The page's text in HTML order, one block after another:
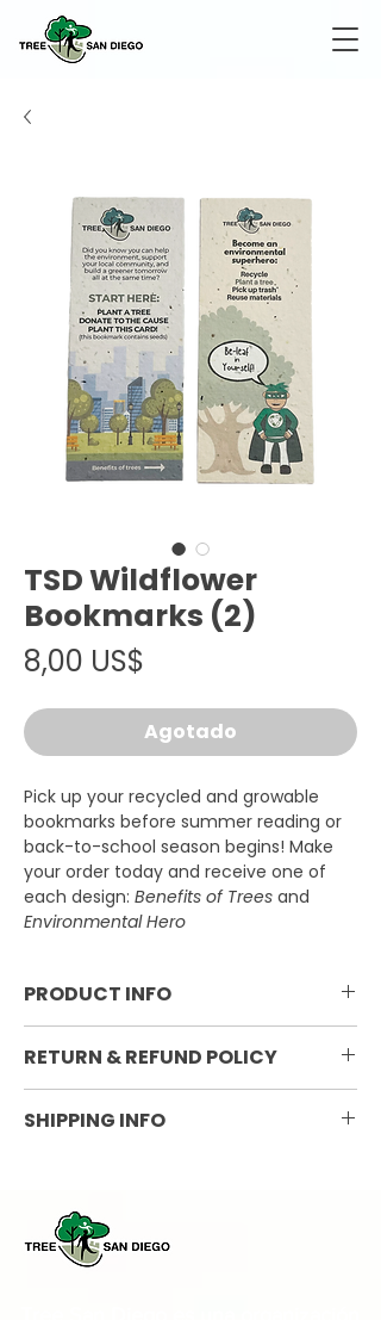
TSD Wildflower
Bookmarks (2)
8,00 US$
Agotado
Pick up your recycled and growable
bookmarks before summer reading or
back-to-school season begins! Make
your order today and receive one of
each design: Benefits of Trees and
Environmental Hero
PRODUCT INFO
sided bookmarks; wildflower seeds
RETURN & REFUND POLICY
SHIPPING INFO
varies by weight and destination.